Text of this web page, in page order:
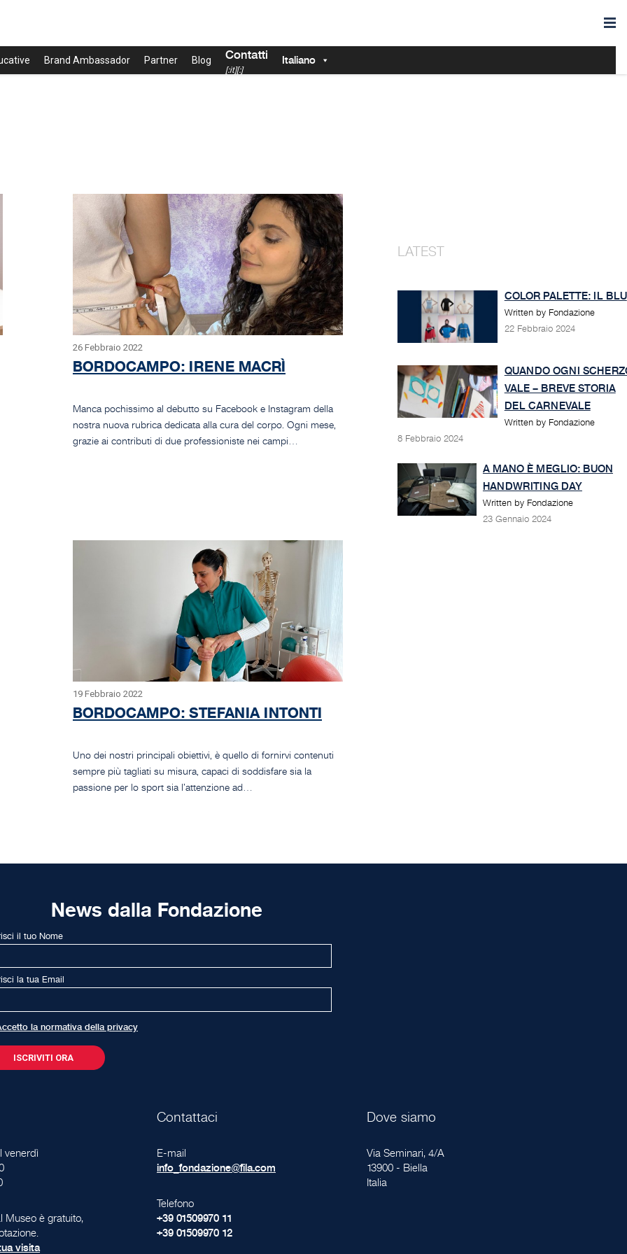
Brand Ambassador Partner Blog Contatti
[:it][:]
Italiano
26 Febbraio 2022
BORDOCAMPO: IRENE MACRÌ
Manca pochissimo al debutto su Facebook e Instagram della
nostra nuova rubrica dedicata alla cura del corpo. Ogni mese,
grazie ai contributi di due professioniste nei campi…
19 Febbraio 2022
BORDOCAMPO: STEFANIA INTONTI
Uno dei nostri principali obiettivi, è quello di fornirvi contenuti
sempre più tagliati su misura, capaci di soddisfare sia la
passione per lo sport sia l’attenzione ad…
COLOR PALETTE: IL BLU
Written by Fondazione
22 Febbraio 2024
QUANDO OGNI
VALE – BREVE STORIA
DEL CARNEVALE
Written by Fondazione
8 Febbraio 2024
A MANO È MEGLIO: BUON
HANDWRITING DAY
Written by Fondazione
23 Gennaio 2024
News dalla Fondazione
il tuo Nome
la tua Email
la normativa della privacy
venerdì
Museo è gratuito,
visita
Contattaci
E-mail
info_fondazione@fila.com
Telefono
+39 01509970 11
+39 01509970 12
Dove siamo
Via Seminari, 4/A
13900 - Biella
Italia